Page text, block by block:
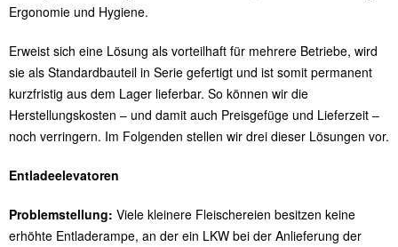
Ergonomie und Hygiene.
Erweist sich eine Lösung als vorteilhaft für mehrere Betriebe, wird
sie als Standardbauteil in Serie gefertigt und ist somit permanent
kurzfristig aus dem Lager lieferbar. So können wir die
Herstellungskosten – und damit auch Preisgefüge und Lieferzeit –
noch verringern. Im Folgenden stellen wir drei dieser Lösungen vor.
Entladeelevatoren
Problemstellung: Viele kleinere Fleischereien besitzen keine
erhöhte Entladerampe, an der ein LKW bei der Anlieferung der